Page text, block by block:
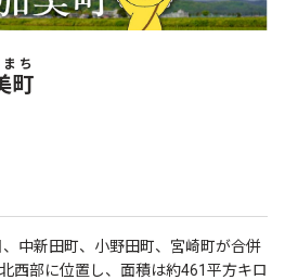
品一覧
町
ち
中新田町、小野田町、宮崎町が合併
西部に位置し、面積は約461平方キロ